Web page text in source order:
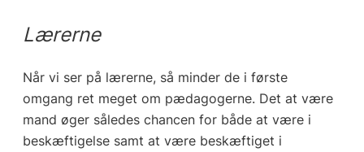
Lærerne
Når vi ser på lærerne, så minder de i første
omgang ret meget om pædagogerne. Det at være
mand øger således chancen for både at være i
beskæftigelse samt at være beskæftiget i